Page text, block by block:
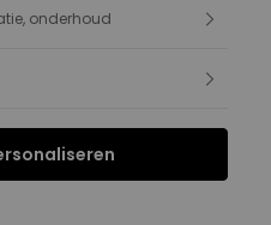
onderhoud